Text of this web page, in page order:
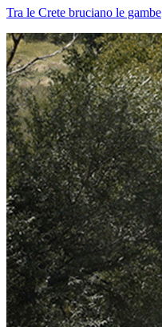
Tra le Crete bruciano le gambe